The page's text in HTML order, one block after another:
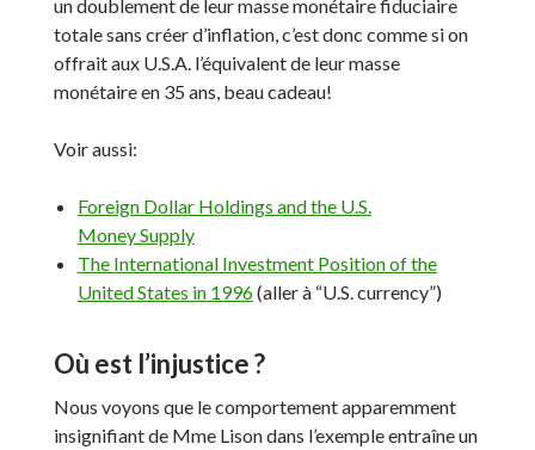
un doublement de leur masse monétaire fiduciaire
totale sans créer d’inflation, c’est donc comme si on
offrait aux U.S.A. l’équivalent de leur masse
monétaire en 35 ans, beau cadeau!
Voir aussi:
Foreign Dollar Holdings and the U.S.
Money Supply
The International Investment Position of the
United States in 1996(aller à “U.S. currency”)
Où est l’injustice ?
Nous voyons que le comportement apparemment
insignifiant de Mme Lison dans l’exemple entraîne un